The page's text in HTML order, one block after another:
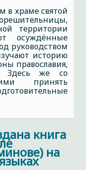
в храме святой
территории
осуждённые
руководством
историю
православия,
Здесь же со
принять
книга
на